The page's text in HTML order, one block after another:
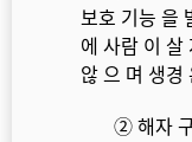
보호 기능 을
에 사람 이 살
않 으 며 생경
② 해자 구